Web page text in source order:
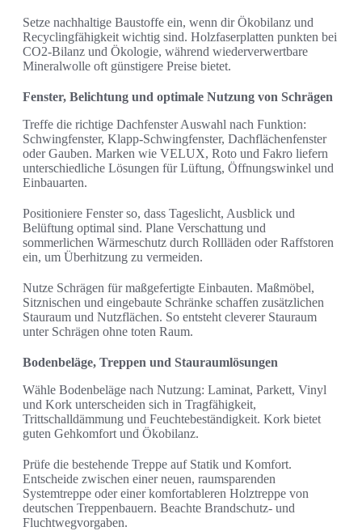
Setze nachhaltige Baustoffe ein, wenn dir Ökobilanz und
Recyclingfähigkeit wichtig sind. Holzfaserplatten punkten bei
CO2-Bilanz und Ökologie, während wiederverwertbare
Mineralwolle oft günstigere Preise bietet.
Fenster, Belichtung und optimale Nutzung von Schrägen
Treffe die richtige Dachfenster Auswahl nach Funktion:
Schwingfenster, Klapp-Schwingfenster, Dachflächenfenster
oder Gauben. Marken wie VELUX, Roto und Fakro liefern
unterschiedliche Lösungen für Lüftung, Öffnungswinkel und
Einbauarten.
Positioniere Fenster so, dass Tageslicht, Ausblick und
Belüftung optimal sind. Plane Verschattung und
sommerlichen Wärmeschutz durch Rollläden oder Raffstoren
ein, um Überhitzung zu vermeiden.
Nutze Schrägen für maßgefertigte Einbauten. Maßmöbel,
Sitznischen und eingebaute Schränke schaffen zusätzlichen
Stauraum und Nutzflächen. So entsteht cleverer Stauraum
unter Schrägen ohne toten Raum.
Bodenbeläge, Treppen und Stauraumlösungen
Wähle Bodenbeläge nach Nutzung: Laminat, Parkett, Vinyl
und Kork unterscheiden sich in Tragfähigkeit,
Trittschalldämmung und Feuchtebeständigkeit. Kork bietet
guten Gehkomfort und Ökobilanz.
Prüfe die bestehende Treppe auf Statik und Komfort.
Entscheide zwischen einer neuen, raumsparenden
Systemtreppe oder einer komfortableren Holztreppe von
deutschen Treppenbauern. Beachte Brandschutz- und
Fluchtwegvorgaben.